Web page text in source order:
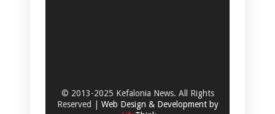
© 2013-2025 Kefalonia News. All Rights
Reserved | Web Design & Development by